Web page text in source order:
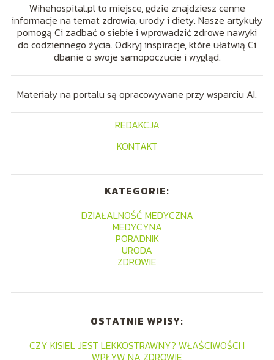
Wihehospital.pl to miejsce, gdzie znajdziesz cenne
informacje na temat zdrowia, urody i diety. Nasze artykuły
pomogą Ci zadbać o siebie i wprowadzić zdrowe nawyki
do codziennego życia. Odkryj inspiracje, które ułatwią Ci
dbanie o swoje samopoczucie i wygląd.
Materiały na portalu są opracowywane przy wsparciu AI.
REDAKCJA
KONTAKT
KATEGORIE:
DZIAŁALNOŚĆ MEDYCZNA
MEDYCYNA
PORADNIK
URODA
ZDROWIE
OSTATNIE WPISY:
CZY KISIEL JEST LEKKOSTRAWNY? WŁAŚCIWOŚCI I
WPŁYW NA ZDROWIE